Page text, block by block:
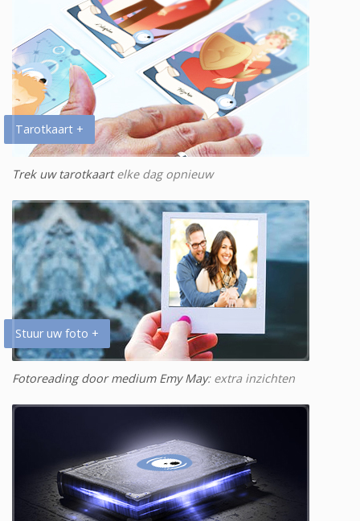
Tarotkaart +
Trek uw tarotkaartelke dag opnieuw
Stuur uw foto +
Fotoreading door medium Emy May: extra inzichten